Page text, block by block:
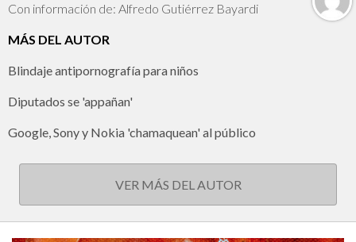
Con información de: Alfredo Gutiérrez Bayardi
MÁS DEL AUTOR
Blindaje antipornografía para niños
Diputados se 'appañan'
Google, Sony y Nokia 'chamaquean' al público
VER MÁS DEL AUTOR